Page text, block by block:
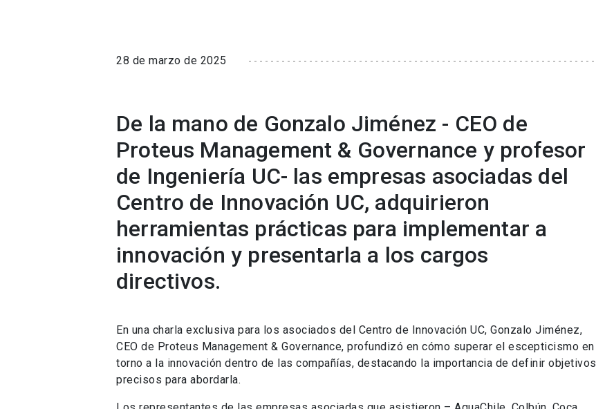
28 de marzo de 2025
De la mano de Gonzalo Jiménez - CEO de
Proteus Management & Governance y profesor
de Ingeniería UC- las empresas asociadas del
Centro de Innovación UC, adquirieron
herramientas prácticas para implementar a
innovación y presentarla a los cargos
directivos.
En una charla exclusiva para los asociados del Centro de Innovación UC, Gonzalo Jiménez,
CEO de Proteus Management & Governance, profundizó en cómo superar el escepticismo en
torno a la innovación dentro de las compañías, destacando la importancia de definir objetivos
precisos para abordarla.